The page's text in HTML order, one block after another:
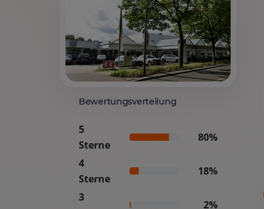
Bewertungsverteilung
5
Sterne
80%
4
Sterne
18%
3
2%